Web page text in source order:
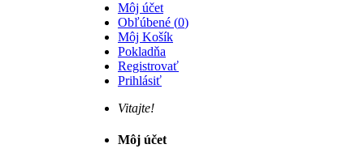
Môj účet
Obľúbené (0)
Môj Košík
Pokladňa
Registrovať
Prihlásiť
Vitajte!
Môj účet